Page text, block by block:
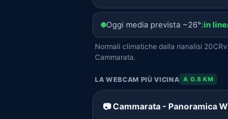
Oggi media prevista ~26°:in
Normali climatiche dalla rianalisi
Cammarata.
LA WEBCAM PIÙ VICINA A 0.8 KM
📷 Cammarata - Panoramica